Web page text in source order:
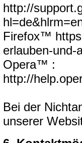
http://
Firefox™
erlauben-und-
Opera™ :
http://
Bei der
unserer